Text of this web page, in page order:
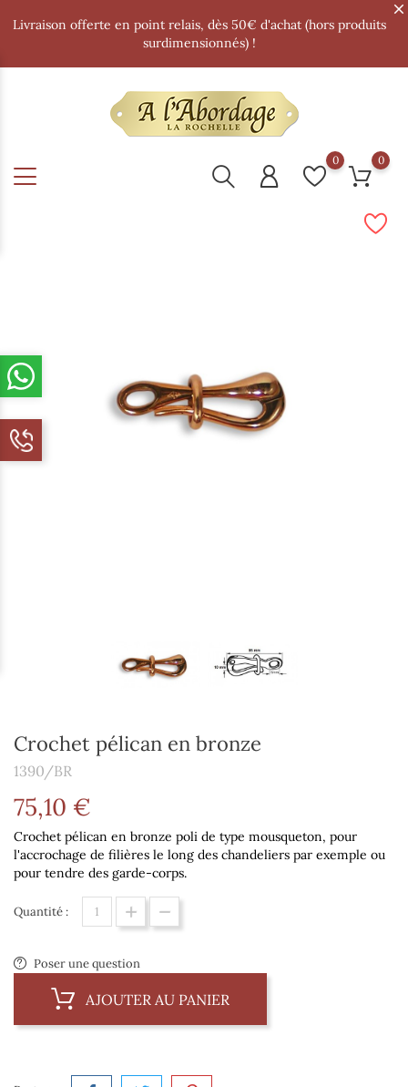
Livraison offerte en point relais, dès 50€ d'achat (hors produits
surdimensionnés) !
0 0
Crochet pélican en bronze
1390/BR
75,10 €
Crochet pélican en bronze poli de type mousqueton, pour
l'accrochage de filières le long des chandeliers par exemple ou
pour tendre des garde-corps.
Quantité :
Poser une question
AJOUTER AU PANIER